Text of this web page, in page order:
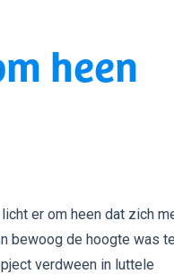
heen
er om heen dat zich
bewoog de hoogte was
verdween in luttele